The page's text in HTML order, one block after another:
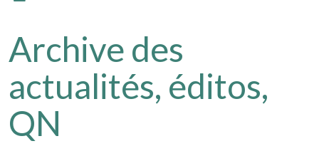
Archive des
actualités, éditos,
QN